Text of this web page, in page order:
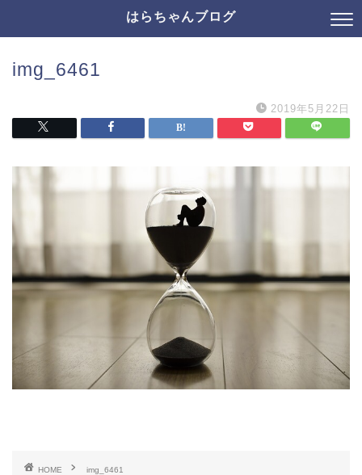
はらちゃんブログ
img_6461
2019年5月22日
HOME img_6461